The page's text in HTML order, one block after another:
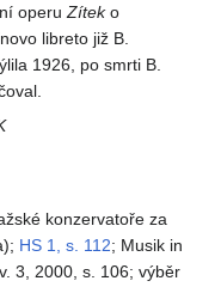
operu Zíteko
libreto již B.
1926, po smrti B.
konzervatoře za
HS 1, s. 112; Musik in
3, 2000, s. 106; výběr